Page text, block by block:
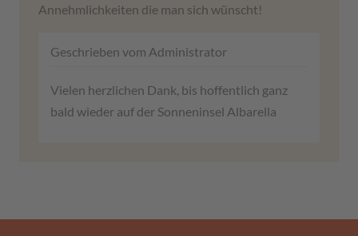
Annehmlichkeiten die man sich wünscht!
Geschrieben vom Administrator
Vielen herzlichen Dank, bis hoffentlich ganz
bald wieder auf der Sonneninsel Albarella